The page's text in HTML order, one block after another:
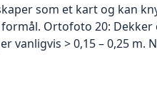
som et kart og kan
Ortofoto 20:
vanligvis > 0,15 – 0,25 m.